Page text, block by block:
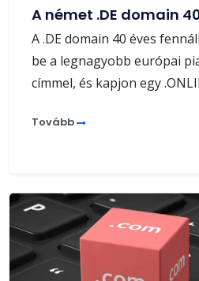
A német .DE domain
A .DE domain 40 éves
be a legnagyobb európai
címmel, és kapjon egy
Tovább